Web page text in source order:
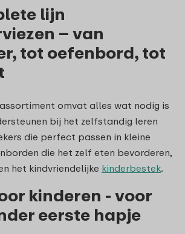
lijn
– van
tot oefenbord, tot
omvat alles wat nodig is
bij het zelfstandig leren
die perfect passen in kleine
die het zelf eten bevorderen,
het kindvriendelijke kinderbestek.
kinderen - voor
eerste hapje